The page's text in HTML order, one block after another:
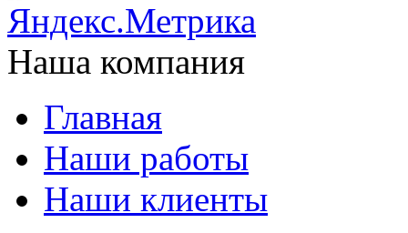
Наша компания
Главная
Наши работы
Наши клиенты